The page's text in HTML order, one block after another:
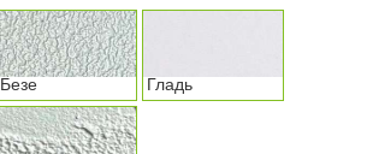
Безе Гладь